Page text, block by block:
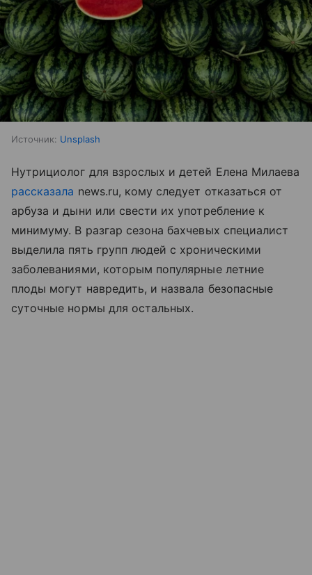
Источник: Unsplash
Нутрициолог для взрослых и детей Елена Милаева
рассказала news.ru, кому следует отказаться от
арбуза и дыни или свести их употребление к
минимуму. В разгар сезона бахчевых специалист
выделила пять групп людей с хроническими
заболеваниями, которым популярные летние
плоды могут навредить, и назвала безопасные
суточные нормы для остальных.